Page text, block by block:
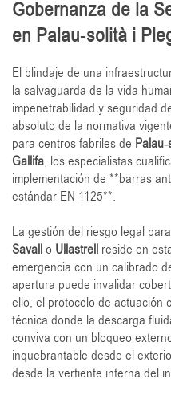
Gobernanza de la
en Palau-solità i
El blindaje de una
la salvaguarda de la vida
impenetrabilidad y seguridad
absoluto de la normativa
para centros fabriles de
Gallifa, los especialistas
implementación de **barras
estándar EN 1125**.
La gestión del riesgo legal
Savallo Ullastrell reside en
emergencia con un calibrado
apertura puede invalidar
ello, el protocolo de actuación
técnica donde la descarga
conviva con un bloqueo
inquebrantable desde el
desde la vertiente interna del